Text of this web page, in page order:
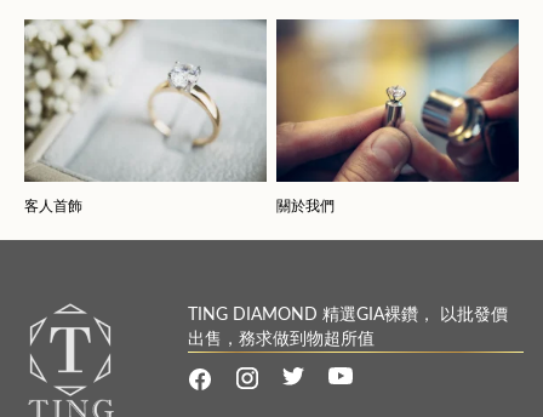
客人首飾 關於我們
TING DIAMOND 精選GIA裸鑽， 以批發價
出售，務求做到物超所值